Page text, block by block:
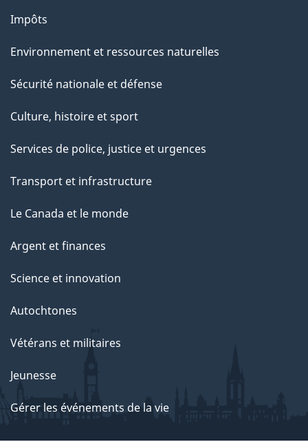
Impôts
Environnement et ressources naturelles
Sécurité nationale et défense
Culture, histoire et sport
Services de police, justice et urgences
Transport et infrastructure
Le Canada et le monde
Argent et finances
Science et innovation
Autochtones
Vétérans et militaires
Jeunesse
Gérer les événements de la vie